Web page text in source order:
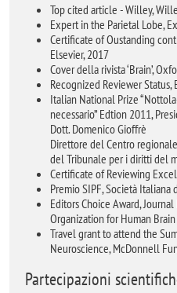
Top cited article - Willey,
Expert in the Parietal Lobe,
Certificate of Oustanding
Elsevier, 2017
Cover della rivista ‘Brain’,
Recognized Reviewer Status,
Italian National Prize
necessario” Edtion 2011,
Dott. Domenico Gioffrè
Direttore del Centro
del Tribunale per i diritti del
Certificate of Reviewing
Premio SIPF, Società
Editors Choice Award,
Organization for Human
Travel grant to attend the
Neuroscience, McDonnell
Partecipazioni